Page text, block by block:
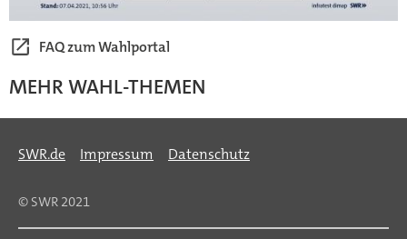
FAQ zum Wahlportal
MEHR WAHL-THEMEN
SWR.de Impressum Datenschutz
© SWR 2021